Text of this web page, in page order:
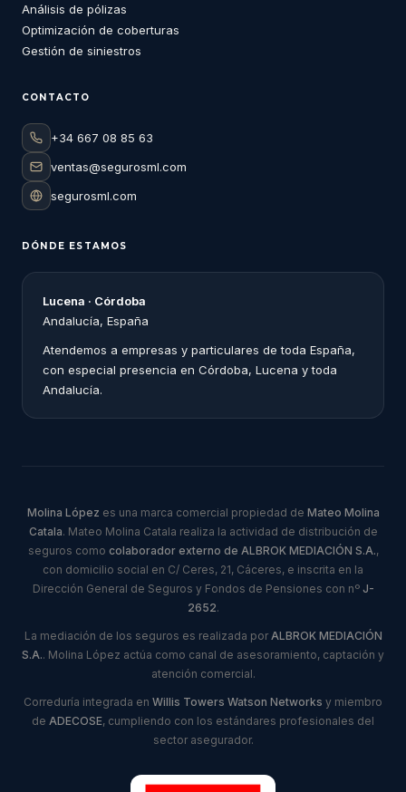
Análisis de pólizas
Optimización de coberturas
Gestión de siniestros
CONTACTO
+34 667 08 85 63
ventas@segurosml.com
segurosml.com
DÓNDE ESTAMOS
Lucena · Córdoba
Andalucía, España
Atendemos a empresas y particulares de toda España,
con especial presencia en Córdoba, Lucena y toda
Andalucía.
Molina López es una marca comercial propiedad de Mateo Molina
Catala. Mateo Molina Catala realiza la actividad de distribución de
seguros como colaborador externo de ALBROK MEDIACIÓN S.A.,
con domicilio social en C/ Ceres, 21, Cáceres, e inscrita en la
Dirección General de Seguros y Fondos de Pensiones con nº J-
2652.
La mediación de los seguros es realizada por ALBROK MEDIACIÓN
S.A.. Molina López actúa como canal de asesoramiento, captación y
atención comercial.
Correduría integrada en Willis Towers Watson Networks y miembro
de ADECOSE, cumpliendo con los estándares profesionales del
sector asegurador.